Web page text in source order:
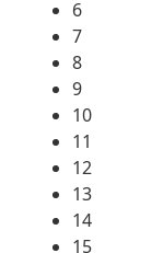
6
7
8
9
10
11
12
13
14
15